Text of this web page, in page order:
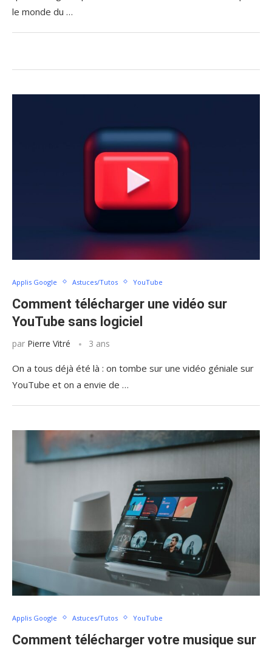
le monde du …
Applis Google Astuces/Tutos YouTube
Comment télécharger une vidéo sur
YouTube sans logiciel
par Pierre Vitré 3 ans
On a tous déjà été là : on tombe sur une vidéo géniale sur
YouTube et on a envie de …
Applis Google Astuces/Tutos YouTube
Comment télécharger votre musique sur